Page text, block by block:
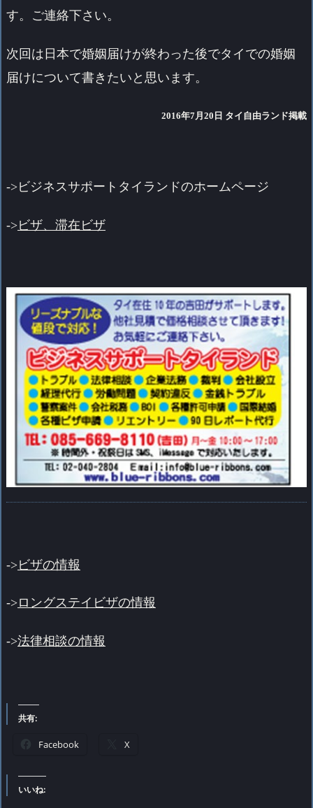
す。ご連絡下さい。
次回は日本で婚姻届けが終わった後でタイでの婚姻
届けについて書きたいと思います。
2016年7月20日 タイ自由ランド掲載
->ビジネスサポートタイランドのホームページ
->ビザ、滞在ビザ
->ビザの情報
->ロングステイビザの情報
->法律相談の情報
共有:
Facebook X
いいね: